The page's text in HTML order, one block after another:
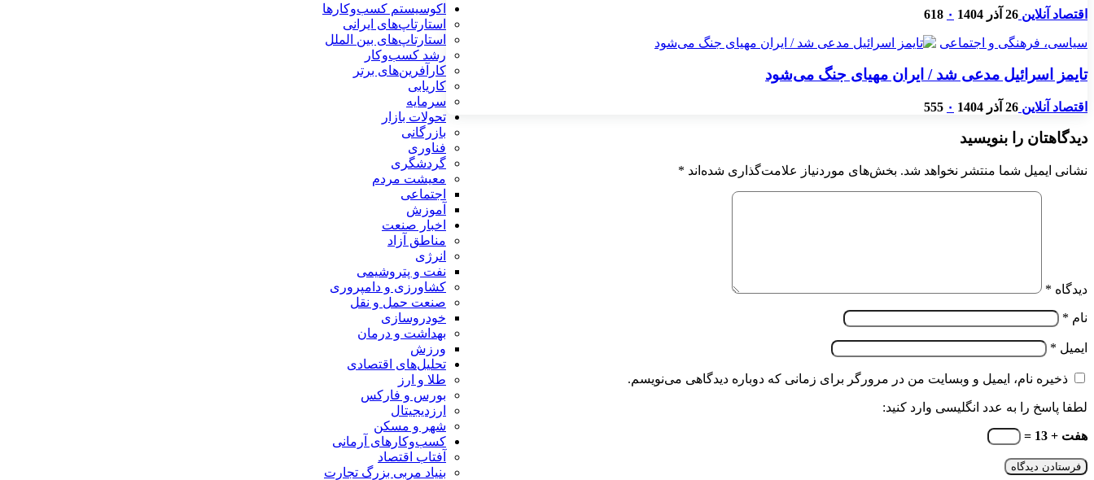
اقتصاد آنلاین 26 آذر 1404 ۰ 618
سیاسی، فرهنگی و اجتماعی
تایمز اسرائیل مدعی شد / ایران مهیای جنگ می‌شود
اقتصاد آنلاین 26 آذر 1404 ۰ 555
دیدگاهتان را بنویسید
نشانی ایمیل شما منتشر نخواهد شد. بخش‌های موردنیاز علامت‌گذاری شده‌اند *
دیدگاه *
نام *
ایمیل *
ذخیره نام، ایمیل و وبسایت من در مرورگر برای زمانی که دوباره دیدگاهی می‌نویسم.
لطفا پاسخ را به عدد انگلیسی وارد کنید:
هفت + 13 =
اکوسیستم کسب‌وکارها
استارتاپ‌های ایرانی
استارتاپ‌های بین الملل
رشد کسب‌وکار
کارآفرین‌های برتر
کاریابی
سرمایه
تحولات بازار
بازرگانی
فناوری
گردشگری
معیشت مردم
اجتماعی
آموزش
اخبار صنعت
مناطق آزاد
انرژی
نفت و پتروشیمی
کشاورزی و دامپروری
صنعت حمل و نقل
خودروسازی
بهداشت و درمان
ورزش
تحلیل‌های اقتصادی
طلا و ارز
بورس و فارکس
ارزدیجیتال
شهر و مسکن
کسب‌وکارهای آرمانی
آفتاب اقتصاد
بنیاد مربی بزرگ تجارت